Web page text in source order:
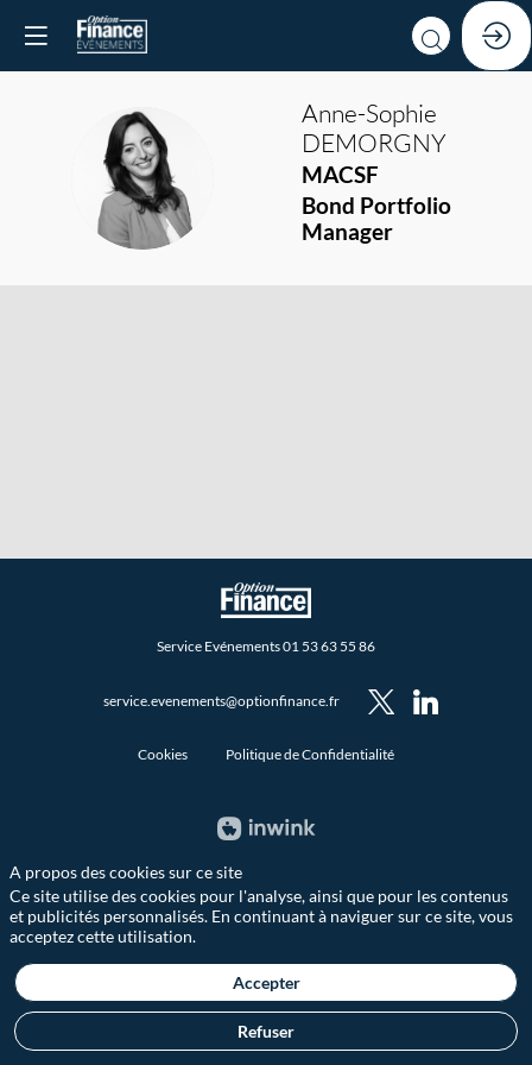
AD
Anne-Sophie
DEMORGNY
MACSF
Bond Portfolio
Manager
Service Evénements 01 53 63 55 86
service.evenements@optionfinance.fr
Cookies Politique de Confidentialité
A propos des cookies sur ce site
Ce site utilise des cookies pour l'analyse, ainsi que pour les contenus
et publicités personnalisés. En continuant à naviguer sur ce site, vous
acceptez cette utilisation.
Accepter
Refuser